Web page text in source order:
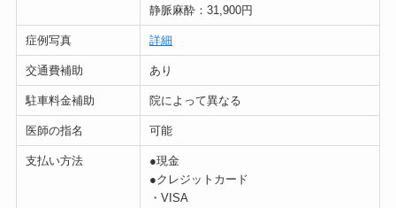
静脈麻酔：31,900円
症例写真 詳細
交通費補助 あり
駐車料金補助 院によって異なる
医師の指名 可能
支払い方法
●現金
●クレジットカード
・VISA